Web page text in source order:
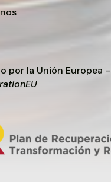
por la Unión Europea –